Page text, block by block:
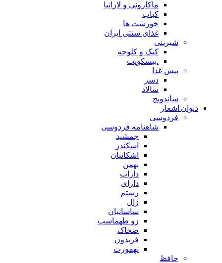
ماکارونی و لازانیا
کباب
خورشت ها
غذای سنتی ایران
شیرینی
کیک و کلوچه
.بیسکویت
پیش غذا
دسر
سالاد
ساندویچ
دیوان اشعار
فردوسی
شاهنامه فردوسی
جمشید
اسکندر
اشکانیان
بهمن
داراب
دارای
رستم
زال
ساسانیان
زو طهماسپ‏
ضحاک
فریدون
تهمورث
حافظ